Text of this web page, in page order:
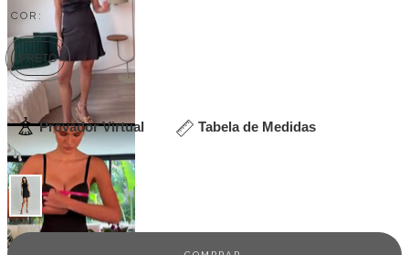
COR:
PRETO
Provador Virtual Tabela de Medidas
Veja outras opções